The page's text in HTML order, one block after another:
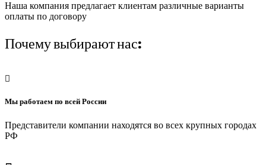
Наша компания предлагает клиентам различные варианты
оплаты по договору
Почему выбирают нас:
Мы работаем по всей России
Представители компании находятся во всех крупных городах
РФ